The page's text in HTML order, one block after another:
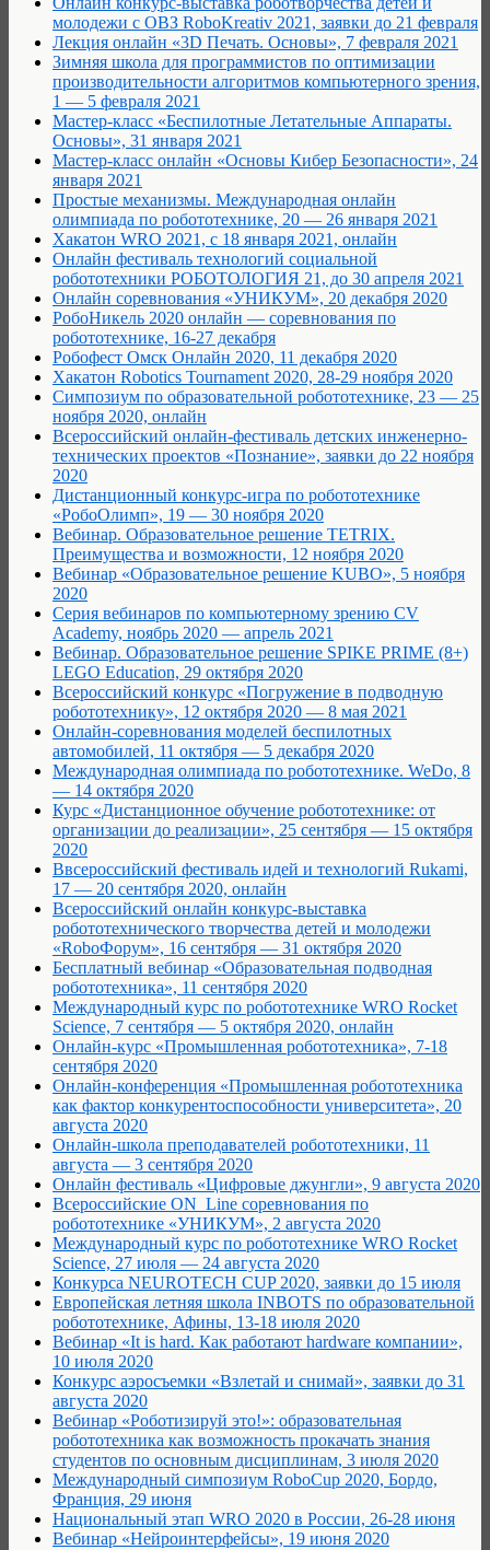
молодежи с ОВЗ RoboKreativ 2021, заявки до 21 февраля
Лекция онлайн «3D Печать. Основы», 7 февраля 2021
Зимняя школа для программистов по оптимизации
производительности алгоритмов компьютерного зрения,
1 — 5 февраля 2021
Мастер-класс «Беспилотные Летательные Аппараты.
Основы», 31 января 2021
Мастер-класс онлайн «Основы Кибер Безопасности», 24
января 2021
Простые механизмы. Международная онлайн
олимпиада по робототехнике, 20 — 26 января 2021
Хакатон WRO 2021, с 18 января 2021, онлайн
Онлайн фестиваль технологий социальной
робототехники РОБОТОЛОГИЯ 21, до 30 апреля 2021
Онлайн соревнования «УНИКУМ», 20 декабря 2020
РобоНикель 2020 онлайн — соревнования по
робототехнике, 16-27 декабря
Робофест Омск Онлайн 2020, 11 декабря 2020
Хакатон Robotics Tournament 2020, 28-29 ноября 2020
Cимпозиум по образовательной робототехнике, 23 — 25
ноября 2020, онлайн
Всероссийский онлайн-фестиваль детских инженерно-
технических проектов «Познание», заявки до 22 ноября
2020
Дистанционный конкурс-игра по робототехнике
«РобоОлимп», 19 — 30 ноября 2020
Вебинар. Образовательное решение TETRIX.
Преимущества и возможности, 12 ноября 2020
Вебинар «Образовательное решение KUBO», 5 ноября
2020
Серия вебинаров по компьютерному зрению CV
Academy, ноябрь 2020 — апрель 2021
Вебинар. Образовательное решение SPIKE PRIME (8+)
LEGO Education, 29 октября 2020
Всероссийский конкурс «Погружение в подводную
робототехнику», 12 октября 2020 — 8 мая 2021
Онлайн-соревнования моделей беспилотных
автомобилей, 11 октября — 5 декабря 2020
Международная олимпиада по робототехнике. WeDo, 8
— 14 октября 2020
Курс «Дистанционное обучение робототехнике: от
организации до реализации», 25 сентября — 15 октября
2020
Ввсероссийский фестиваль идей и технологий Rukami,
17 — 20 сентября 2020, онлайн
Всероссийский онлайн конкурс-выставка
робототехнического творчества детей и молодежи
«RoboФорум», 16 сентября — 31 октября 2020
Бесплатный вебинар «Образовательная подводная
робототехника», 11 сентября 2020
Международный курс по робототехнике WRO Rocket
Science, 7 сентября — 5 октября 2020, онлайн
Онлайн-курс «Промышленная робототехника», 7-18
сентября 2020
Онлайн-конференция «Промышленная робототехника
как фактор конкурентоспособности университета», 20
августа 2020
Онлайн-школа преподавателей робототехники, 11
августа — 3 сентября 2020
Онлайн фестиваль «Цифровые джунгли», 9 августа 2020
Всероссийские ON_Line соревнования по
робототехнике «УНИКУМ», 2 августа 2020
Международный курс по робототехнике WRO Rocket
Science, 27 июля — 24 августа 2020
Конкурса NEUROTECH CUP 2020, заявки до 15 июля
Европейская летняя школа INBOTS по образовательной
робототехнике, Афины, 13-18 июля 2020
Вебинар «It is hard. Как работают hardware компании»,
10 июля 2020
Конкурс аэросъемки «Взлетай и снимай», заявки до 31
августа 2020
Вебинар «Роботизируй это!»: образовательная
робототехника как возможность прокачать знания
студентов по основным дисциплинам, 3 июля 2020
Международный симпозиум RoboCup 2020, Бордо,
Франция, 29 июня
Национальный этап WRO 2020 в России, 26-28 июня
Вебинар «Нейроинтерфейсы», 19 июня 2020